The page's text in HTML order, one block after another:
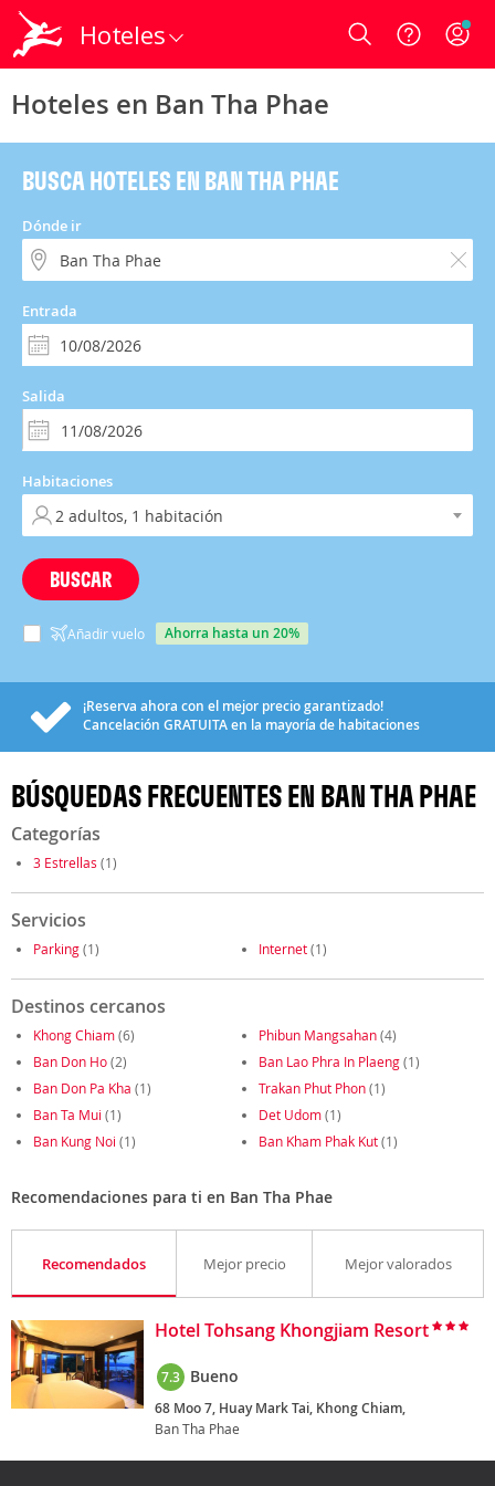
Hoteles Login
Hoteles en Ban Tha Phae
BUSCA HOTELES EN BAN THA PHAE
Dónde ir
Entrada
Salida
Habitaciones
BUSCAR
Añadir vuelo ahorra hasta un 20%
¡Reserva ahora con el mejor precio garantizado!
Cancelación GRATUITAen la mayoría de habitaciones
BÚSQUEDAS FRECUENTES EN BAN THA PHAE
Categorías
3 Estrellas (1)
Servicios
Parking(1) Internet(1)
Destinos cercanos
Khong Chiam(6) Phibun Mangsahan(4)
Ban Don Ho(2) Ban Lao Phra In Plaeng(1)
Ban Don Pa Kha (1) Trakan Phut Phon(1)
Ban Ta Mui (1) Det Udom(1)
Ban Kung Noi (1) Ban Kham Phak Kut(1)
Recomendaciones para ti en Ban Tha Phae
Recomendados Mejor precio Mejor valorados
Hotel Tohsang Khongjiam Resort
7.3 Bueno
68 Moo 7, Huay Mark Tai, Khong Chiam,
Ban Tha Phae